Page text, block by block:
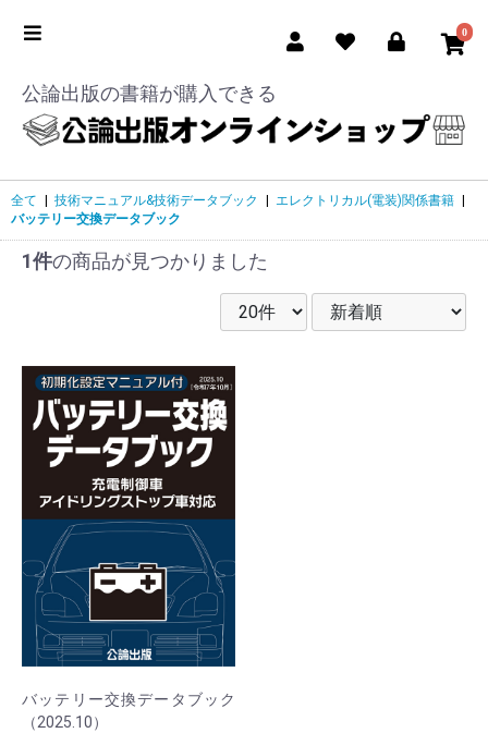
0
公論出版の書籍が購入できる
全て 技術マニュアル&技術データブック エレクトリカル(電装)関係書籍
バッテリー交換データブック
1件の商品が見つかりました
バッテリー交換データブック
（2025.10）